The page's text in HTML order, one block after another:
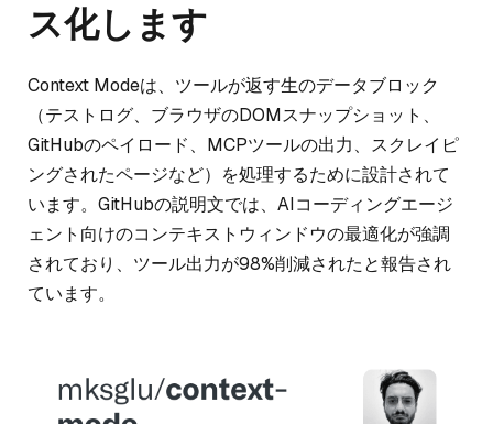
ス化します
Context Modeは、ツールが返す生のデータブロック
（テストログ、ブラウザのDOMスナップショット、
GitHubのペイロード、MCPツールの出力、スクレイピ
ングされたページなど）を処理するために設計されて
います。GitHubの説明文では、AIコーディングエージ
ェント向けのコンテキストウィンドウの最適化が強調
されており、ツール出力が98%削減されたと報告され
ています。